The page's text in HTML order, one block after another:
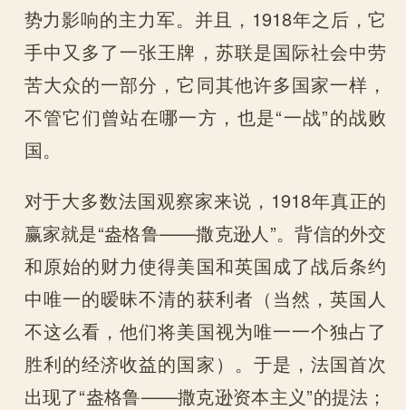
势力影响的主力军。并且，1918年之后，它
手中又多了一张王牌，苏联是国际社会中劳
苦大众的一部分，它同其他许多国家一样，
不管它们曾站在哪一方，也是“一战”的战败
国。
对于大多数法国观察家来说，1918年真正的
赢家就是“盎格鲁——撒克逊人”。背信的外交
和原始的财力使得美国和英国成了战后条约
中唯一的暧昧不清的获利者（当然，英国人
不这么看，他们将美国视为唯一一个独占了
胜利的经济收益的国家）。于是，法国首次
出现了“盎格鲁——撒克逊资本主义”的提法；